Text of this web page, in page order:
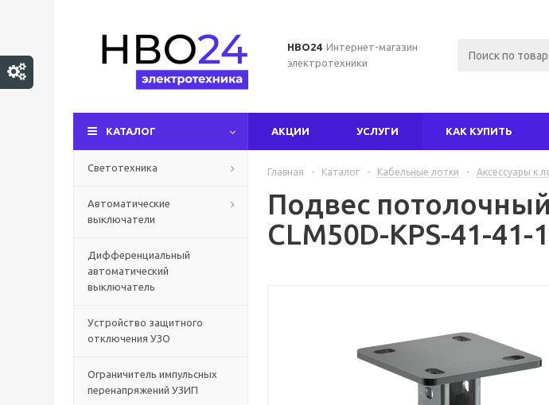
НВО24 Интернет-магазин
электротехники
КАТАЛОГ АКЦИИ УСЛУГИ КАК КУПИТЬ
Светотехника
Автоматические
выключатели
Дифференциальный
автоматический
выключатель
Устройство защитного
отключения УЗО
Ограничитель импульсных
перенапряжений УЗИП
Главная - Каталог - Кабельные лотки - Аксессуары к
Подвес потолочный
CLM50D-KPS-41-41-